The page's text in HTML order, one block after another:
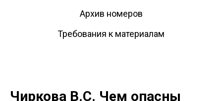
Архив номеров
Требования к материалам
Чиркова В.С. Чем опасны